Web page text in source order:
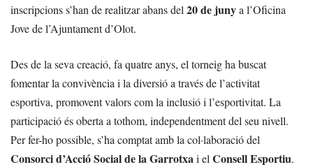
inscripcions s’han de realitzar abans del 20 de junya l’Oficina
Jove de l’Ajuntament d’Olot.
Des de la seva creació, fa quatre anys, el torneig ha buscat
fomentar la convivència i la diversió a través de l’activitat
esportiva, promovent valors com la inclusió i l’esportivitat. La
participació és oberta a tothom, independentment del seu nivell.
Per fer-ho possible, s’ha comptat amb la col·laboració del
Consorci d’Acció Social de la Garrotxai el Consell Esportiu.